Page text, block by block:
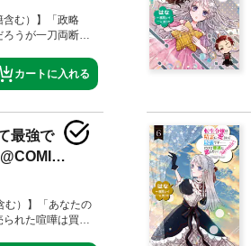
含む）】「政略
弾！原作書き下ろ
カートに入れる
最強で
）】「あなたの